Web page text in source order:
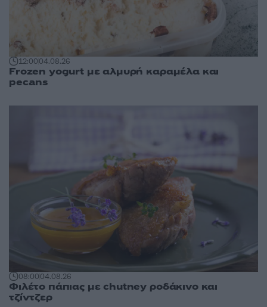
12:0004.08.26
Frozen yogurt με αλμυρή καραμέλα και
pecans
08:0004.08.26
Φιλέτο πάπιας με chutney ροδάκινο και
τζίντζερ